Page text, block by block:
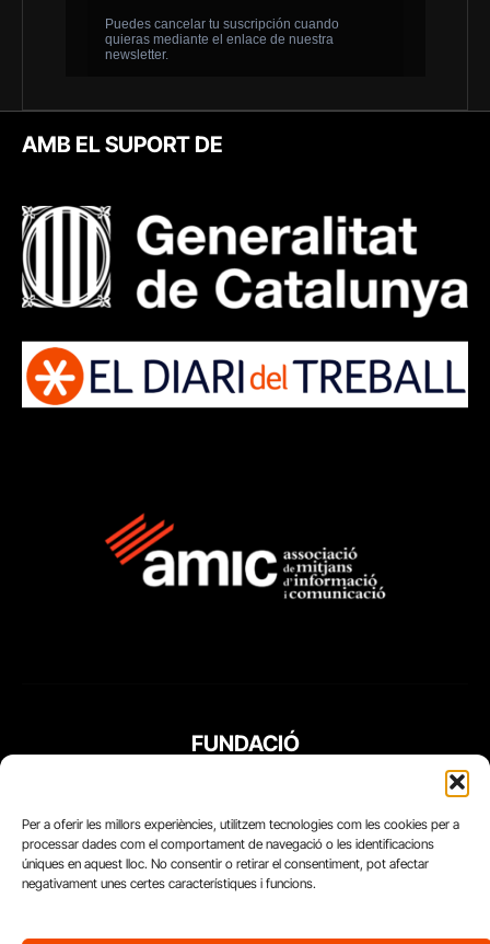
Per a oferir les millors experiències, utilitzem tecnologies com les cookies per a
processar dades com el comportament de navegació o les identificacions
úniques en aquest lloc. No consentir o retirar el consentiment, pot afectar
negativament unes certes característiques i funcions.
AMB EL SUPORT DE
FUNDACIÓ